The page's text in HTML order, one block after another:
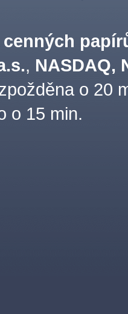
cenných
, NASDAQ,
o 20
o 15 min.